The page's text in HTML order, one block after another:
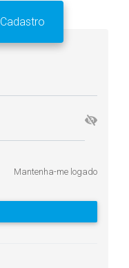
Cadastro
Mantenha-me logado